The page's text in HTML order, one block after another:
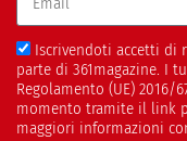
Iscrivendoti accetti di
parte di 361magazine. I
Regolamento (UE) 2016/
momento tramite il link
maggiori informazioni